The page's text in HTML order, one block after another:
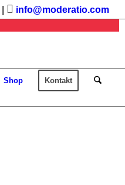
info@moderatio.com
Shop Kontakt